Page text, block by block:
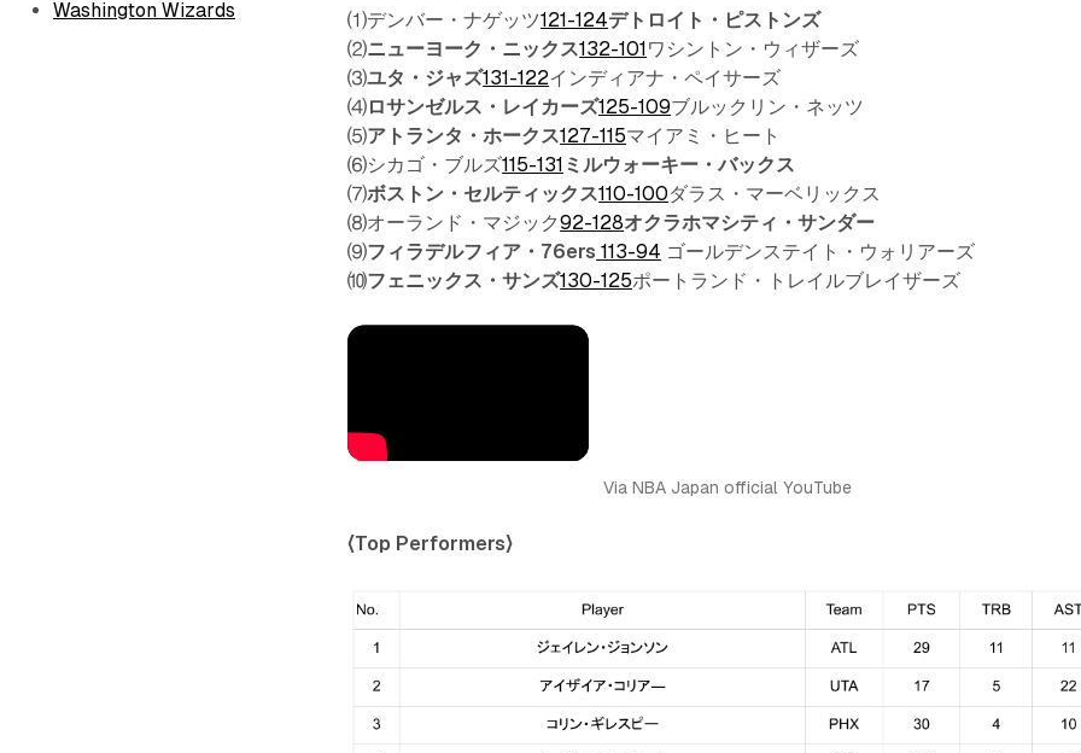
Washington Wizards
⑴デンバー・ナゲッツ121-124デトロイト・ピストンズ
⑵ニューヨーク・ニックス132-101 ワシントン・ウィザーズ
⑶ユタ・ジャズ131-122インディアナ・ペイサーズ
⑷ロサンゼルス・レイカーズ125-109ブルックリン・ネッツ
⑸アトランタ・ホークス127-115マイアミ・ヒート
⑹シカゴ・ブルズ115-131 ミルウォーキー・バックス
⑺ボストン・セルティックス110-100ダラス・マーベリックス
⑻オーランド・マジック92-128オクラホマシティ・サンダー
⑼フィラデルフィア・76ers 113-94 ゴールデンステイト・ウォリアーズ
⑽フェニックス・サンズ130-125ポートランド・トレイルブレイザーズ
Via NBA Japan official YouTube
〈Top Performers〉